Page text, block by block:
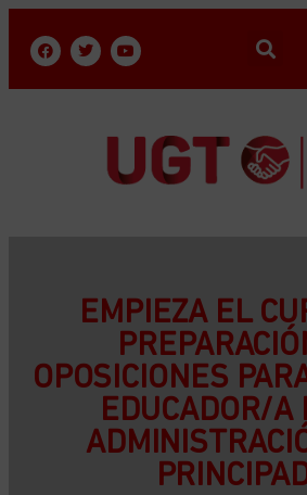
EMPIEZA EL
OPOSICIONES
EDUCADOR/A